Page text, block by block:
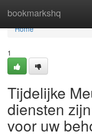
bookmarkshq
Home
Home
1
Tijdelijke
diensten
voor uw